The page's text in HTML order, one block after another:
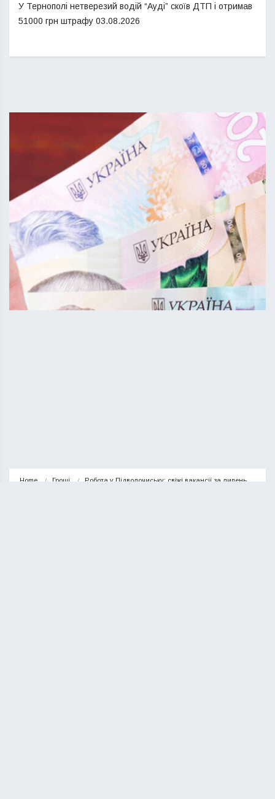
У Тернополі нетверезий водій “Ауді” скоїв ДТП і отримав
51000 грн штрафу 03.08.2026
Home Гроші Робота у Підволочиську: свіжі вакансії за липень